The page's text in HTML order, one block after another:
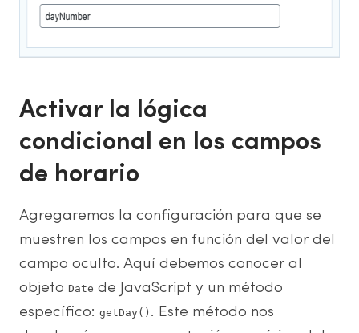
Activar la lógica
condicional en los campos
de horario
Agregaremos la configuración para que se
muestren los campos en función del valor del
campo oculto. Aquí debemos conocer al
objeto Date de JavaScript y un método
específico: getDay() . Este método nos